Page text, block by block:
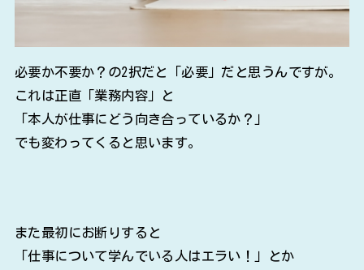
必要か不要か？の2択だと「必要」だと思うんですが。
これは正直「業務内容」と
「本人が仕事にどう向き合っているか？」
でも変わってくると思います。
また最初にお断りすると
「仕事について学んでいる人はエラい！」とか